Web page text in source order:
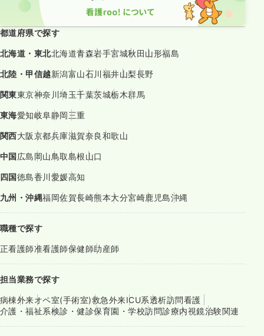
都道府県で探す
北海道・東北北海道青森岩手宮城秋田山形福島
北陸・甲信越新潟富山石川福井山梨長野
関東東京神奈川埼玉千葉茨城栃木群馬
東海愛知岐阜静岡三重
関西大阪京都兵庫滋賀奈良和歌山
中国広島岡山鳥取島根山口
四国徳島香川愛媛高知
九州・沖縄福岡佐賀長崎熊本大分宮崎鹿児島沖縄
職種で探す
正看護師准看護師保健師助産師
担当業務で探す
病棟外来オペ室(手術室)救急外来ICU系透析訪問看護
介護・福祉系検診・健診保育園・学校訪問診療内視鏡治験関連